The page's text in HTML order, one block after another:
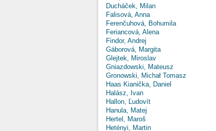
Ducháček, Milan
Falisová, Anna
Ferenčuhová, Bohumila
Feriancová, Alena
Findor, Andrej
Gáborová, Margita
Glejtek, Miroslav
Gniazdowski, Mateusz
Gronowski, Michał Tomasz
Haas Kianička, Daniel
Halász, Ivan
Hallon, Ľudovít
Hanula, Matej
Hertel, Maroš
Hetényi, Martin